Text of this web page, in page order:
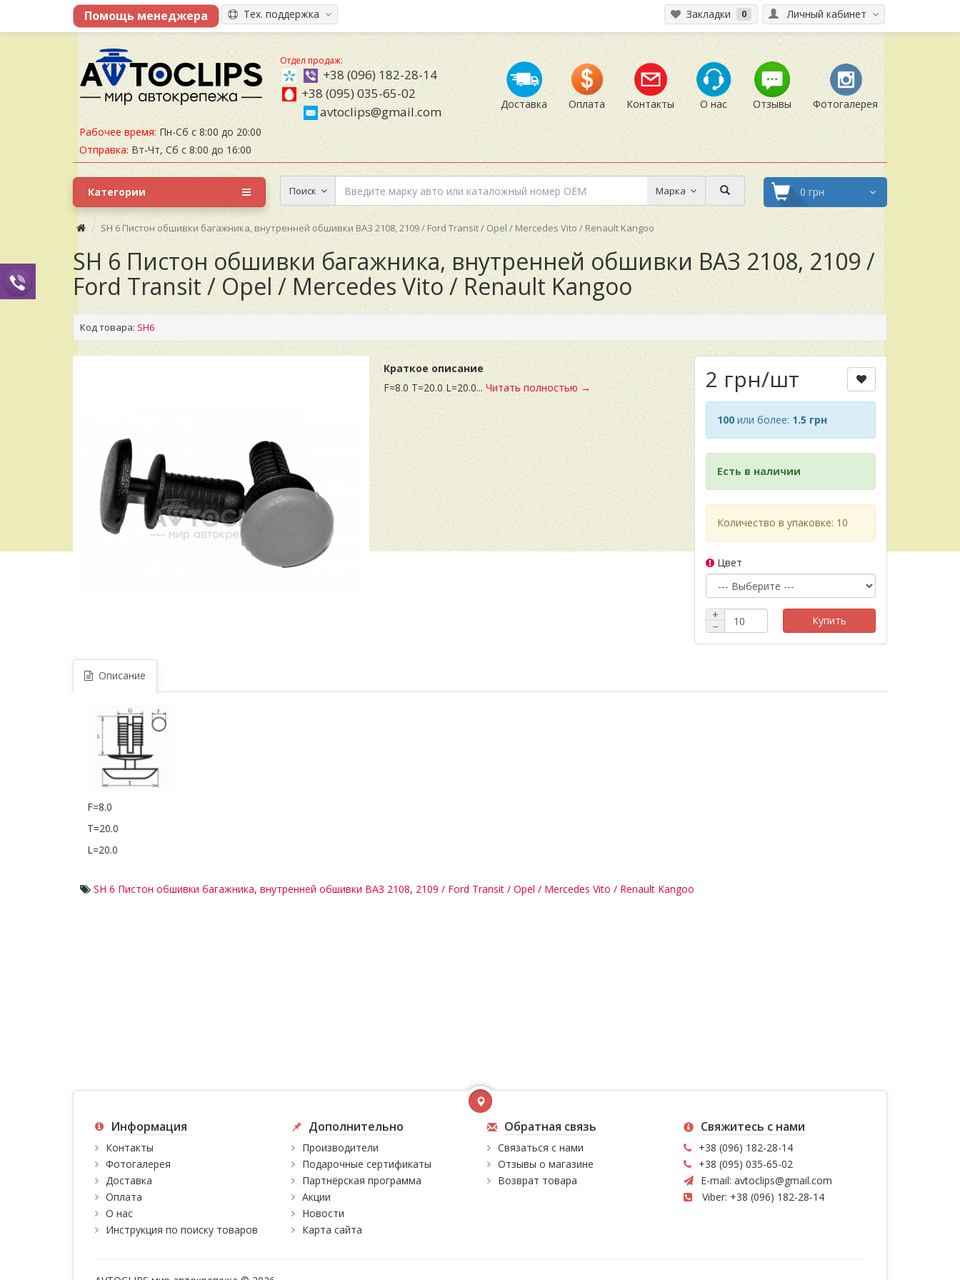
Личный кабинет
Тех. поддержка Закладки 0
Рабочее время: Пн-Сб с 8:00 до 20:00
Отправка: Вт-Чт, Сб с 8:00 до 16:00
Отдел продаж:
+38 (096) 182-28-14
+38 (095) 035-65-02
avtoclips@gmail.com
Доставка Оплата Контакты О нас Отзывы Фотогалерея
Поиск Марка 0 грн
Категории
SH 6 Пистон обшивки багажника, внутренней обшивки ВАЗ 2108, 2109 / Ford Transit / Opel / Mercedes Vito / Renault Kangoo
SH 6 Пистон обшивки багажника, внутренней обшивки ВАЗ 2108, 2109 /
Ford Transit / Opel / Mercedes Vito / Renault Kangoo
Код товара: SH6
Краткое описание
F=8.0 T=20.0 L=20.0... Читать полностью → 2 грн/шт
100 или более: 1.5 грн
Есть в наличии
Количество в упаковке: 10
Цвет
+
−
Купить
Описание
F=8.0
T=20.0
L=20.0
SH 6 Пистон обшивки багажника, внутренней обшивки ВАЗ 2108, 2109 / Ford Transit / Opel / Mercedes Vito / Renault Kangoo
Информация
Контакты
Фотогалерея
Доставка
Оплата
О нас
Инструкция по поиску товаров
Дополнительно
Производители
Подарочные сертификаты
Партнёрская программа
Акции
Новости
Карта сайта
Обратная связь
Связаться с нами
Отзывы о магазине
Возврат товара
Свяжитесь с нами
+38 (096) 182-28-14
+38 (095) 035-65-02
E-mail: avtoclips@gmail.com
Viber: +38 (096) 182-28-14